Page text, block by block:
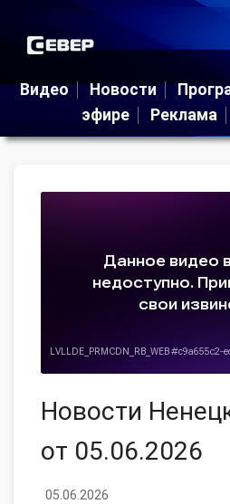
Видео Новости
эфире
Реклама
Новости
от 05.06.2026
05.06.2026